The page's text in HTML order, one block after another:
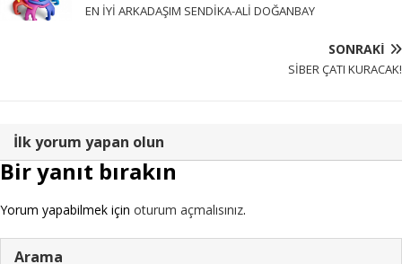
EN İYİ ARKADAŞIM SENDİKA-ALİ DOĞANBAY
SONRAKI
SİBER ÇATI KURACAK!
İlk yorum yapan olun
Bir yanıt bırakın
Yorum yapabilmek için oturum açmalısınız.
Arama